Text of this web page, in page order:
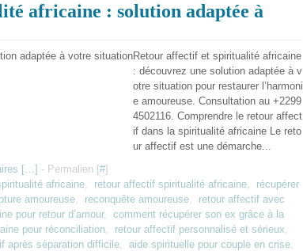
africaine : solution adaptée à
Retour affectif et spiritualité africaine
: découvrez une solution adaptée à v
otre situation pour restaurer l’harmoni
e amoureuse. Consultation au +2299
4502116. Comprendre le retour affect
if dans la spiritualité africaine Le reto
ur affectif est une démarche...
[…] - Permalien [#]
africaine, retour affectif spiritualité africaine, récupérer
amoureuse, reconquête amoureuse, retour affectif avec
pour retour d’amour, comment récupérer son ex grâce à la
pour réconciliation, retour affectif personnalisé et sérieux,
après séparation difficile, aide spirituelle pour couple en crise,